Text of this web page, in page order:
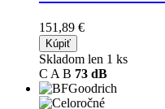
151,89 €
Kúpiť
Skladom len 1 ks
C A B 73 dB